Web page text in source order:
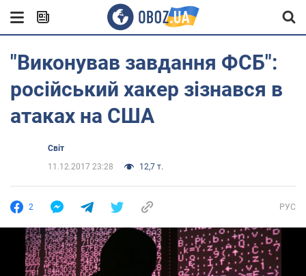
"Виконував завдання ФСБ":
російський хакер зізнався в
атаках на США
Світ
11.12.2017 23:28
12,7 т.
2 РУС